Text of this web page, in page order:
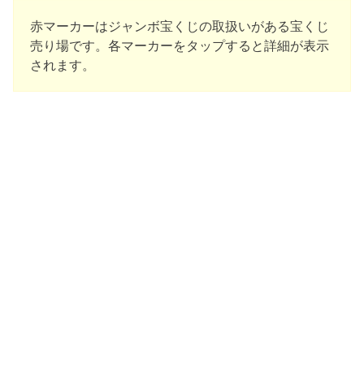
赤マーカーはジャンボ宝くじの取扱いがある宝くじ
売り場です。各マーカーをタップすると詳細が表示
されます。